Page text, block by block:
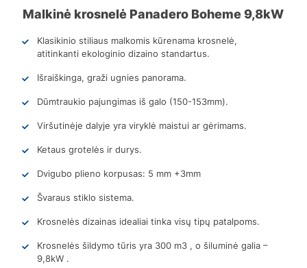
Malkinė krosnelė Panadero Boheme 9,8kW
Klasikinio stiliaus malkomis kūrenama krosnelė,
atitinkanti ekologinio dizaino standartus.
Išraiškinga, graži ugnies panorama.
Dūmtraukio pajungimas iš galo (150-153mm).
Viršutinėje dalyje yra viryklė maistui ar gėrimams.
Ketaus grotelės ir durys.
Dvigubo plieno korpusas: 5 mm +3mm
Švaraus stiklo sistema.
Krosnelės dizainas idealiai tinka visų tipų patalpoms.
Krosnelės šildymo tūris yra 300 m3 , o šiluminė galia –
9,8kW .